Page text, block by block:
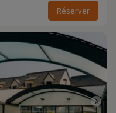
Réserver